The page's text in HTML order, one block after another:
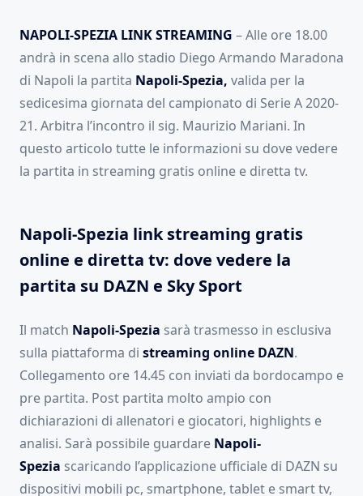
NAPOLI-SPEZIA LINK STREAMING – Alle ore 18.00
andrà in scena allo stadio Diego Armando Maradona
di Napoli la partita Napoli-Spezia, valida per la
sedicesima giornata del campionato di Serie A 2020-
21. Arbitra l’incontro il sig. Maurizio Mariani. In
questo articolo tutte le informazioni su dove vedere
la partita in streaming gratis online e diretta tv.
Napoli-Spezia link streaming gratis
online e diretta tv: dove vedere la
partita su DAZN e Sky Sport
Il match Napoli-Spezia sarà trasmesso in esclusiva
sulla piattaforma di streaming online DAZN.
Collegamento ore 14.45 con inviati da bordocampo e
pre partita. Post partita molto ampio con
dichiarazioni di allenatori e giocatori, highlights e
analisi. Sarà possibile guardare Napoli-
Spezia scaricando l’applicazione ufficiale di DAZN su
dispositivi mobili pc, smartphone, tablet e smart tv,